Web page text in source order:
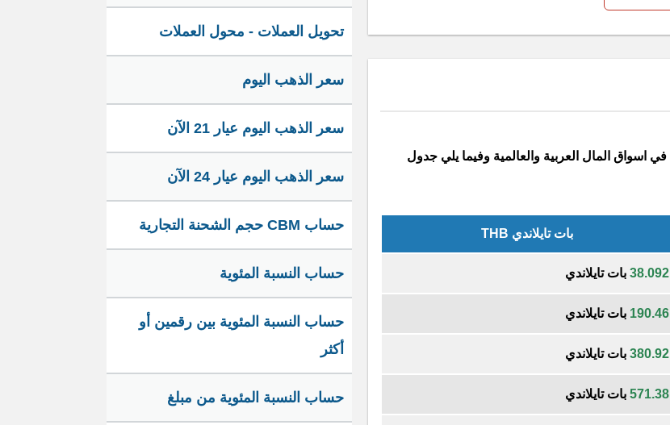
في اسواق المال العربية والعالمية وفيما يلي جدول
بات تايلاندي THB
38.092 بات تايلاندي
190.46 بات تايلاندي
380.92 بات تايلاندي
571.38 بات تايلاندي
تحويل العملات - محول العملات
سعر الذهب اليوم
سعر الذهب اليوم عيار 21 الآن
سعر الذهب اليوم عيار 24 الآن
حساب CBM حجم الشحنة التجارية
حساب النسبة المئوية
حساب النسبة المئوية بين رقمين أو
أكثر
حساب النسبة المئوية من مبلغ